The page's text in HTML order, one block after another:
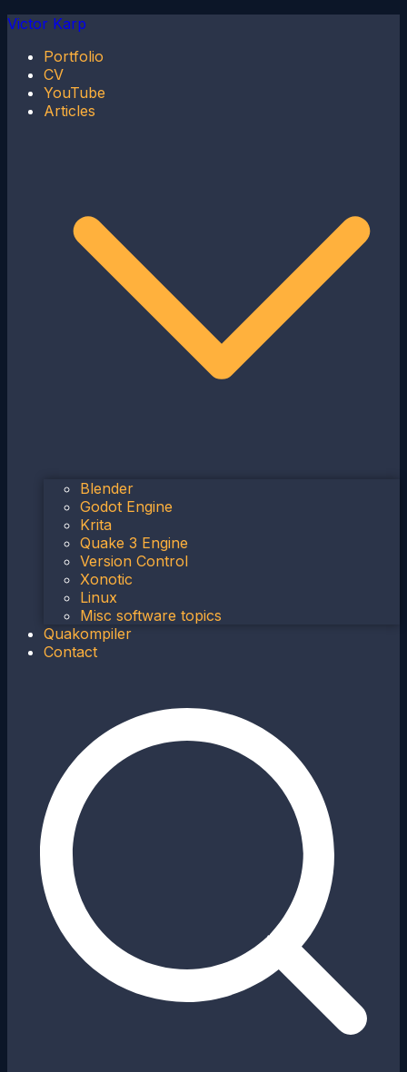
Skip
content
Victor Karp
Portfolio
CV
YouTube
Articles
Blender
Godot Engine
Krita
Quake 3 Engine
Version Control
Xonotic
Linux
Misc software topics
Quakompiler
Contact